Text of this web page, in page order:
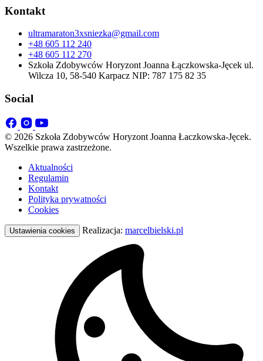
Kontakt
ultramaraton3xsniezka@gmail.com
+48 605 112 240
+48 605 112 270
Szkoła Zdobywców Horyzont Joanna Łączkowska-Jęcek ul.
Wilcza 10, 58-540 Karpacz NIP: 787 175 82 35
Social
© 2026 Szkoła Zdobywców Horyzont Joanna Łaczkowska-Jęcek.
Wszelkie prawa zastrzeżone.
Aktualności
Regulamin
Kontakt
Polityka prywatności
Cookies
Ustawienia cookies Realizacja: marcelbielski.pl